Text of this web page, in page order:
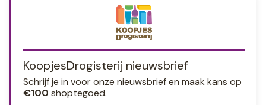
KoopjesDrogisterij nieuwsbrief
Schrijf je in voor onze nieuwsbrief en maak kans op
€100 shoptegoed.